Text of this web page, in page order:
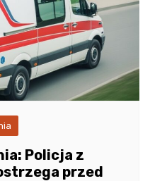
Policja z
przed